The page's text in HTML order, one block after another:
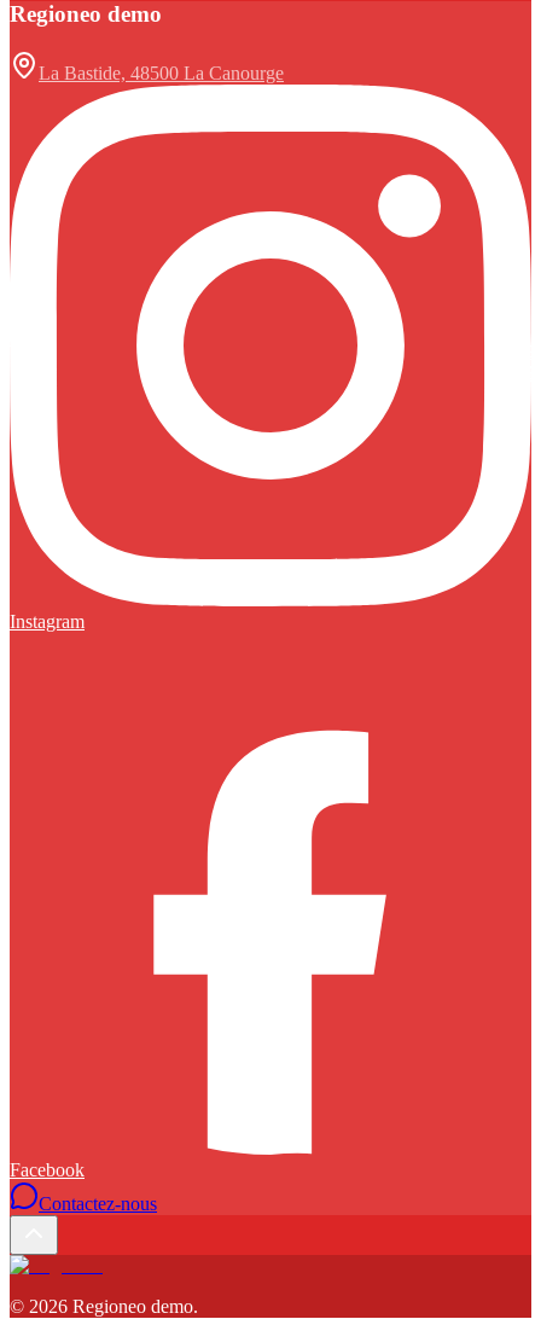
Regioneo demo
La Bastide, 48500 La Canourge
Instagram
Facebook
Contactez-nous
© 2026 Regioneo demo.